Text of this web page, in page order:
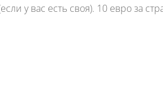
у вас есть своя). 10 евро за